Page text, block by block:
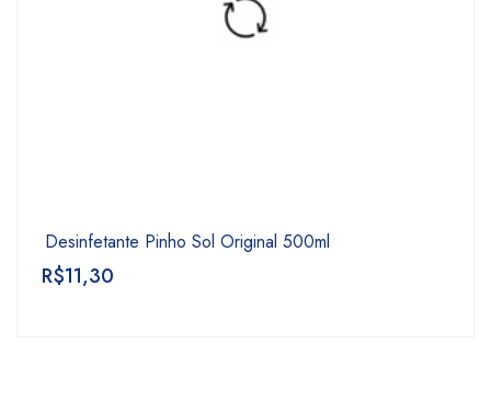
Desinfetante Pinho Sol Original 500ml
R$11,30